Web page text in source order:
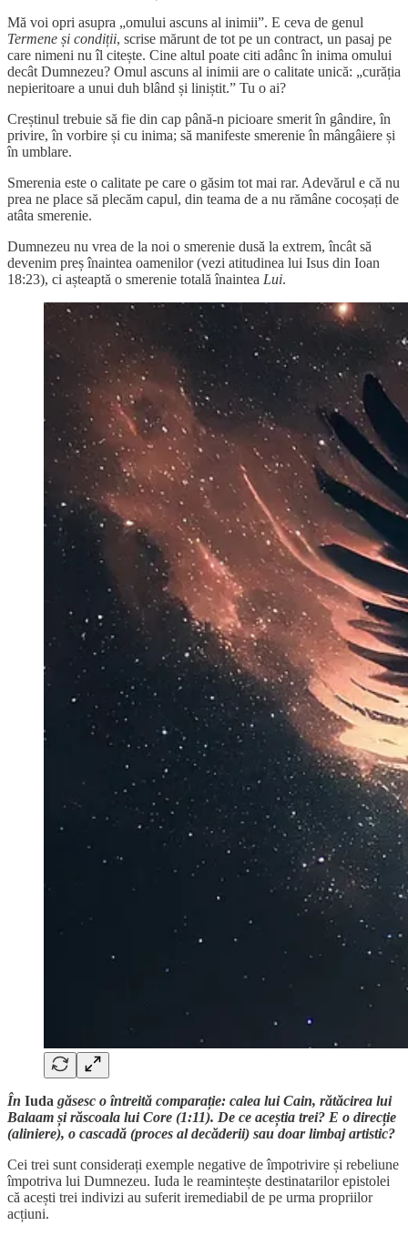
Mă voi opri asupra „omului ascuns al inimii”. E ceva de genul
Termene și condiții, scrise mărunt de tot pe un contract, un pasaj pe
care nimeni nu îl citește. Cine altul poate citi adânc în inima omului
decât Dumnezeu? Omul ascuns al inimii are o calitate unică: „curăția
nepieritoare a unui duh blând și liniștit.” Tu o ai?
Creștinul trebuie să fie din cap până-n picioare smerit în gândire, în
privire, în vorbire și cu inima; să manifeste smerenie în mângâiere și
în umblare.
Smerenia este o calitate pe care o găsim tot mai rar. Adevărul e că nu
prea ne place să plecăm capul, din teama de a nu rămâne cocoșați de
atâta smerenie.
Dumnezeu nu vrea de la noi o smerenie dusă la extrem, încât să
devenim preș înaintea oamenilor (vezi atitudinea lui Isus din Ioan
18:23), ci așteaptă o smerenie totală înaintea Lui.
În Iuda găsesc o întreită comparație: calea lui Cain, rătăcirea lui
Balaam și răscoala lui Core (1:11). De ce aceștia trei? E o direcție
(aliniere), o cascadă (proces al decăderii) sau doar limbaj artistic?
Cei trei sunt considerați exemple negative de împotrivire și rebeliune
împotriva lui Dumnezeu. Iuda le reamintește destinatarilor epistolei
că acești trei indivizi au suferit iremediabil de pe urma propriilor
acțiuni.